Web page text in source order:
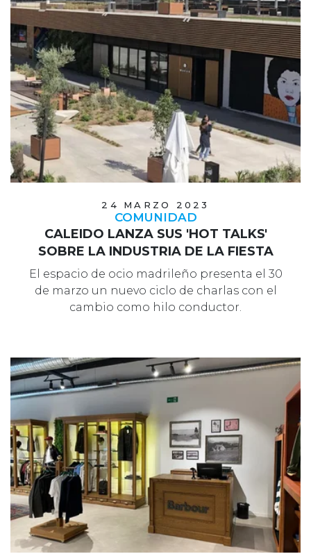
24 MARZO 2023
COMUNIDAD
CALEIDO LANZA SUS 'HOT TALKS'
SOBRE LA INDUSTRIA DE LA FIESTA
El espacio de ocio madrileño presenta el 30
de marzo un nuevo ciclo de charlas con el
cambio como hilo conductor.